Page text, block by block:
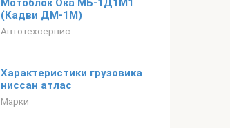
Мотоблок Ока МБ-1Д1М1
(Кадви ДМ-1М)
Автотехсервис
Характеристики грузовика
ниссан атлас
Марки